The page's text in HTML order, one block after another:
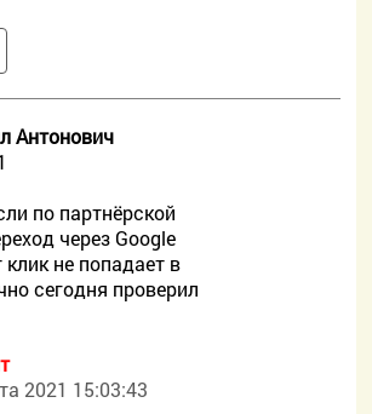
Антонович
по партнёрской
через Google
клик не попадает в
сегодня проверил
2021 15:03:43